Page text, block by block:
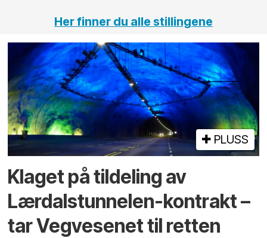
Her finner du alle stillingene
PLUSS
Klaget på tildeling av
Lærdalstunnelen-kontrakt –
tar Vegvesenet til retten